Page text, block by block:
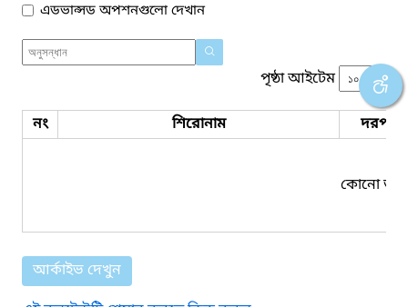
এডভান্সড অপশনগুলো দেখান
পৃষ্ঠা আইটেম
নং শিরোনাম দরপত্র
কোনো তথ্য
আর্কাইভ দেখুন